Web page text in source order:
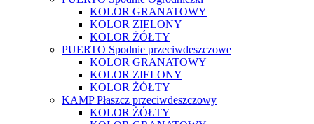
KOLOR GRANATOWY
KOLOR ZIELONY
KOLOR ŻÓŁTY
PUERTO Spodnie przeciwdeszczowe
KOLOR GRANATOWY
KOLOR ZIELONY
KOLOR ŻÓŁTY
KAMP Płaszcz przeciwdeszczowy
KOLOR ŻÓŁTY